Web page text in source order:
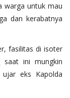
warga untuk mau
dan kerabatnya
fasilitas di isoter
saat ini mungkin
eks Kapolda